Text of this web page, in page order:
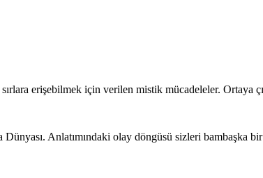
erişebilmek için verilen mistik mücadeleler. Ortaya
Anlatımındaki olay döngüsü sizleri bambaşka